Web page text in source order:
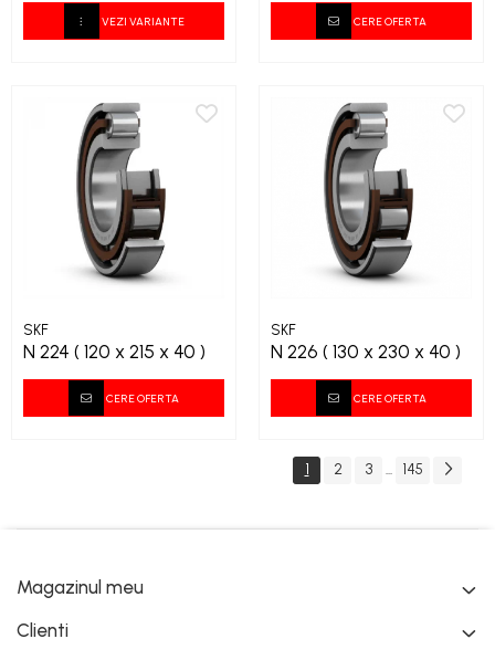
VEZI VARIANTE CERE OFERTA
SKF
N 224 ( 120 x 215 x 40 )
CERE OFERTA
SKF
N 226 ( 130 x 230 x 40 )
CERE OFERTA
1 2 3 ... 145
Magazinul meu
Clienti